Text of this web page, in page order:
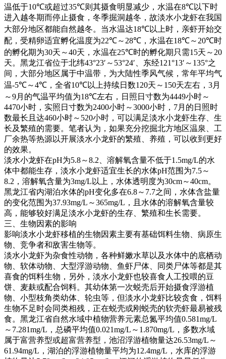
温低于10℃或超过35℃则其摄食明显减少，水温在8℃以下时
进入越冬期而停止摄食，冬季掘洞越冬，故淡水小龙虾在我国
大部分地区都能自然越冬。当水温达18℃以上时，亲虾开始交
配，受精卵适宜孵化温度为22℃～ 28℃ ，水温在18℃～ 20℃时
的孵化期为30天～40天，水温在25℃时的孵化期只需15天～ 20
天。黑龙江省位于北纬43°23′ ～ 53°24′ 、东经121°13′ ～ 135°之
间，大部分地区属于中温带，为大陆性季风气候，常年平均气
温-5℃～4℃ ，全省10℃以上持续日数120天～ 150天左右， 3月
～9月的气温平均值为18℃左右，日照日寸数为4449小时～
4470小时，实照日寸数为2400小时～3000小时， 7月的日照时
数最长且达460小时～ 520小时，可以满足淡水小龙虾生存、生
长及繁殖的需要。笔者认为，如果充分挖掘北方地区温泉、工
厂余热等热源以开展淡水小龙虾的繁殖、养殖，可以收到更好
的效果。
淡水小龙虾在pH为5.8～8.2 、溶解氧含量不低于1.5mg/L的水
体中都能生存，淡水小龙虾适宜生长的水体pH范围为7.5～
8.2 ，溶解氧含量为3mg/L 以上，水体透明度为30cm～40cm。
黑龙江省内湖泊水体的pH变化多在6.8～ 7.7之间，水体含盐量
的变化范围为37.93mg/L ～365mg/L ，且水体的溶解氧含量较
高，能够较好满足淡水小龙虾的生存、繁殖和生长需要。
三、生物因素的影响
影响淡水小龙虾移植的生物因素主要有基础饵料生物、病原生
物、竞争者和敌害生物等。
淡水小龙虾为杂食性动物，各种鲜嫩水草以及水体中的底栖动
物、软体动物、大型浮游动物、鱼虾尸体、同类尸体等都是其
喜食的饵料生物，另外，淡水小龙虾也较喜食人工投喂的豆
饼、麦麸或配合饲料。其幼体第一次蜕壳后开始摄食浮游植
物、小型枝角类幼体、轮虫等，但淡水小龙虾比较贪食，饵料
生物不足时会同类相残，正在蜕壳或刚蜕壳的软壳虾最易被残
食。黑龙江省自然水域中植物营养元素总氮平均值0.581mg/L
～ 7.281mg/L ，总磷平均值0.021mg/L ～ 1.870mg/L ，多数水域
属于富营养型或超富营养型，池沼浮游植物量达26.53mg/L ～
61.94mg/L ，湖泊的浮游植物量平均为12.4mg/L ，水库的浮游